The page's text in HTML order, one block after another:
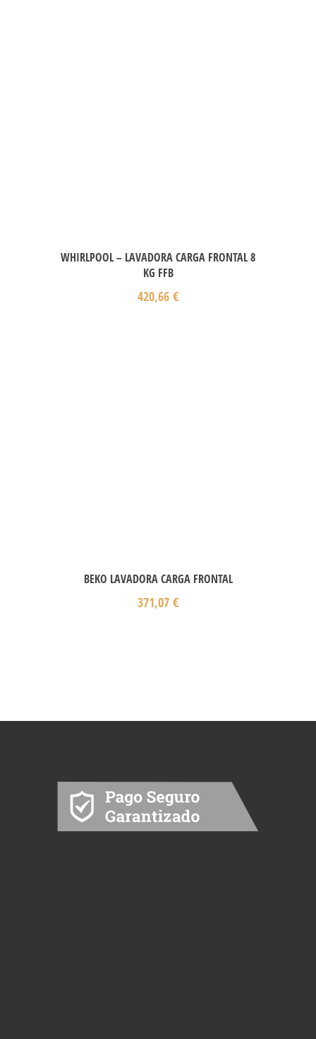
WHIRLPOOL – LAVADORA CARGA FRONTAL 8
KG FFB
420,66 €
BEKO LAVADORA CARGA FRONTAL
371,07 €